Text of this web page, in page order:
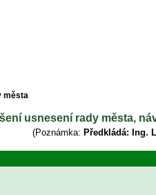
města
usnesení rady města,
(Poznámka: Předkládá: Ing.